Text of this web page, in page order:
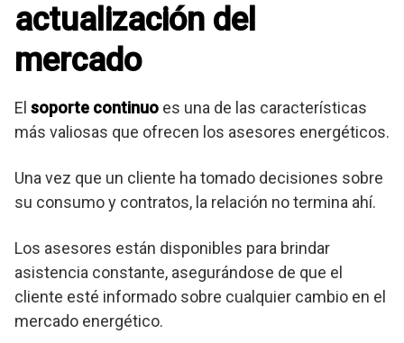
actualización del
mercado
El soporte continuo es una de las características
más valiosas que ofrecen los asesores energéticos.
Una vez que un cliente ha tomado decisiones sobre
su consumo y contratos, la relación no termina ahí.
Los asesores están disponibles para brindar
asistencia constante, asegurándose de que el
cliente esté informado sobre cualquier cambio en el
mercado energético.